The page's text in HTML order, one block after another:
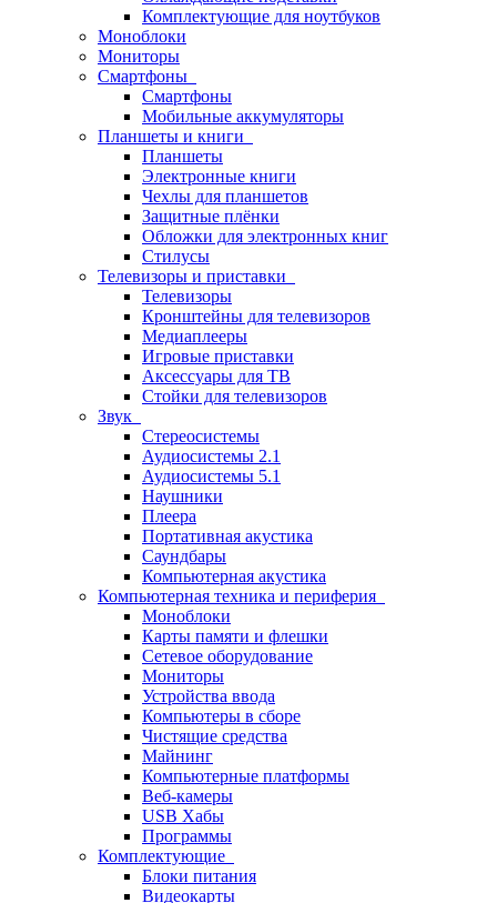
Комплектующие для ноутбуков
Моноблоки
Мониторы
Смартфоны
Смартфоны
Мобильные аккумуляторы
Планшеты и книги
Планшеты
Электронные книги
Чехлы для планшетов
Защитные плёнки
Обложки для электронных книг
Стилусы
Телевизоры и приставки
Телевизоры
Кронштейны для телевизоров
Медиаплееры
Игровые приставки
Аксессуары для ТВ
Стойки для телевизоров
Звук
Стереосистемы
Аудиосистемы 2.1
Аудиосистемы 5.1
Наушники
Плеера
Портативная акустика
Саундбары
Компьютерная акустика
Компьютерная техника и периферия
Моноблоки
Карты памяти и флешки
Сетевое оборудование
Мониторы
Устройства ввода
Компьютеры в сборе
Чистящие средства
Майнинг
Компьютерные платформы
Веб-камеры
USB Хабы
Программы
Комплектующие
Блоки питания
Видеокарты